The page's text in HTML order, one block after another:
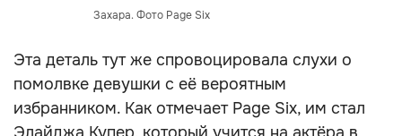
Захара. Фото Page Six
Эта деталь тут же спровоцировала слухи о
помолвке девушки с её вероятным
избранником. Как отмечает Page Six, им стал